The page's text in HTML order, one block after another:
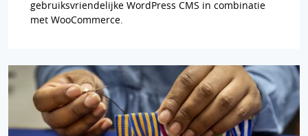
gebruiksvriendelijke WordPress CMS in combinatie
met WooCommerce.